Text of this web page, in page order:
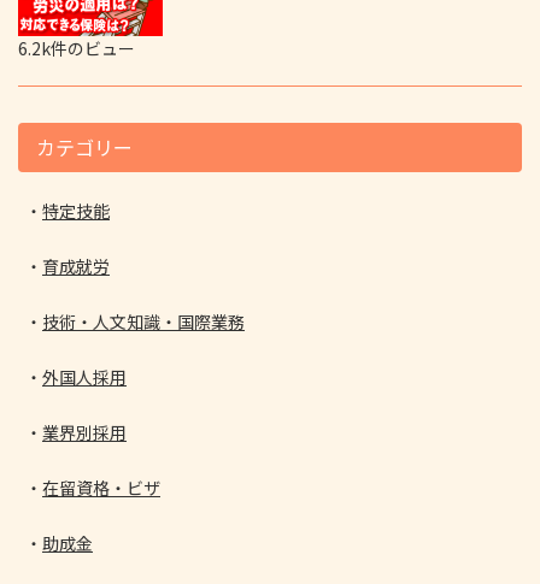
6.2k件のビュー
カテゴリー
特定技能
育成就労
技術・人文知識・国際業務
外国人採用
業界別採用
在留資格・ビザ
助成金